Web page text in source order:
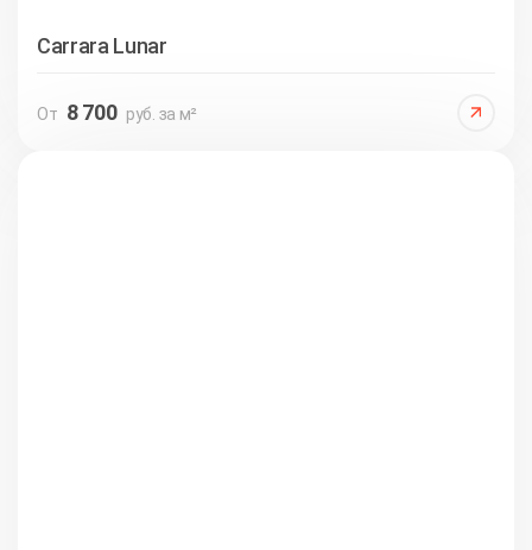
Carrara Lunar
От 8 700 руб. за м²